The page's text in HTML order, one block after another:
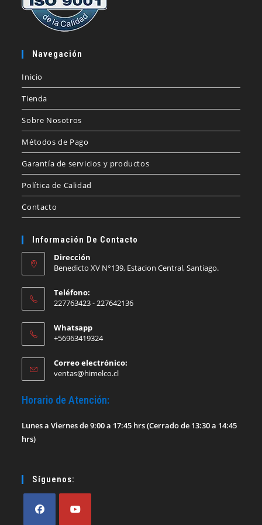
Navegación
Inicio
Tienda
Sobre Nosotros
Métodos de Pago
Garantía de servicios y productos
Política de Calidad
Contacto
Información De Contacto
Dirección
Benedicto XV N°139, Estacion Central, Santiago.
Teléfono:
227763423 - 227642136
Whatsapp
+56963419324
Correo electrónico:
ventas@himelco.clSe
Horario de Atención:
Lunes a Viernes de 9:00 a 17:45 hrs (Cerrado de 13:30 a 14:45
hrs)
Síguenos: